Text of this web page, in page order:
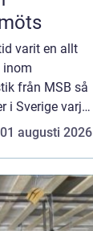
varit en allt
inom
från MSB så
i Sverige varje
01 augusti 2026